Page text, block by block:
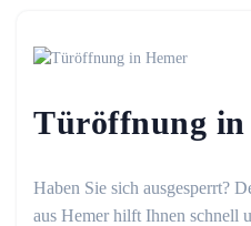
Türöffnung in
Haben Sie sich ausgesperrt?
aus Hemer hilft Ihnen schnell